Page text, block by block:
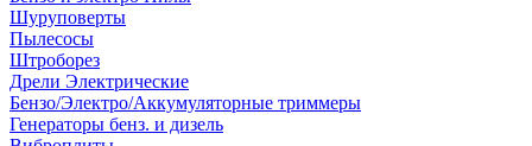
Шуруповерты
Пылесосы
Штроборез
Дрели Электрические
Бензо/Электро/Аккумуляторные триммеры
Генераторы бенз. и дизель